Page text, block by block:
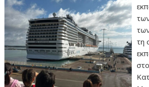
τη